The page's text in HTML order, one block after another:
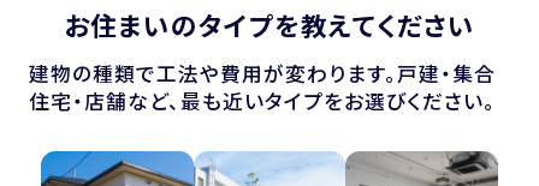
お住まいのタイプを教えてください
建物の種類で工法や費用が変わります。戸建・集合
住宅・店舗など、最も近いタイプをお選びください。